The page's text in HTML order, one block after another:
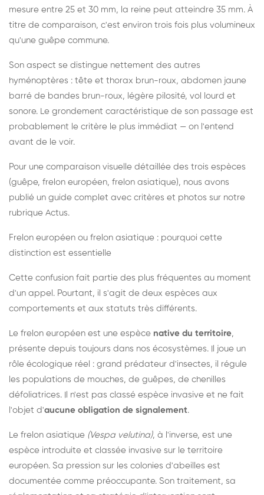
mesure entre 25 et 30 mm, la reine peut atteindre 35 mm. À
titre de comparaison, c'est environ trois fois plus volumineux
qu'une guêpe commune.
Son aspect se distingue nettement des autres
hyménoptères : tête et thorax brun-roux, abdomen jaune
barré de bandes brun-roux, légère pilosité, vol lourd et
sonore. Le grondement caractéristique de son passage est
probablement le critère le plus immédiat — on l'entend
avant de le voir.
Pour une comparaison visuelle détaillée des trois espèces
(guêpe, frelon européen, frelon asiatique), nous avons
publié un guide complet avec critères et photos sur notre
rubrique Actus.
Frelon européen ou frelon asiatique : pourquoi cette
distinction est essentielle
Cette confusion fait partie des plus fréquentes au moment
d'un appel. Pourtant, il s'agit de deux espèces aux
comportements et aux statuts très différents.
Le frelon européen est une espèce native du territoire,
présente depuis toujours dans nos écosystèmes. Il joue un
rôle écologique réel : grand prédateur d'insectes, il régule
les populations de mouches, de guêpes, de chenilles
défoliatrices. Il n'est pas classé espèce invasive et ne fait
l'objet d'aucune obligation de signalement.
Le frelon asiatique (Vespa velutina), à l'inverse, est une
espèce introduite et classée invasive sur le territoire
européen. Sa pression sur les colonies d'abeilles est
documentée comme préoccupante. Son traitement, sa